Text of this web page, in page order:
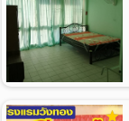
ราย
วัน
ลง